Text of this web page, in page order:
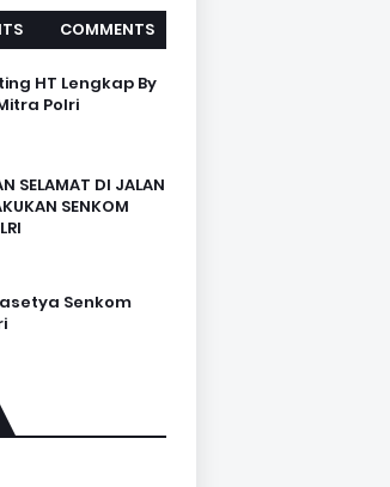
COMMENTS
HT Lengkap By
Polri
SELAMAT DI JALAN
SENKOM
Senkom